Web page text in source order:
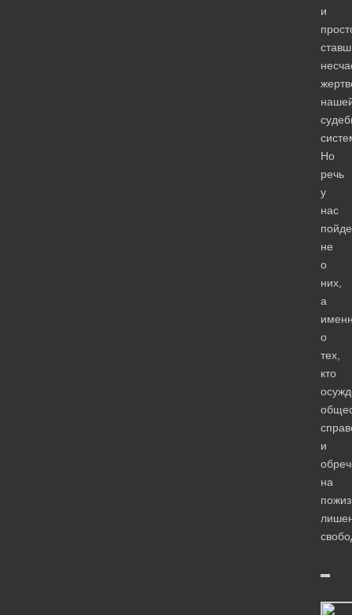
и
Но
речь
у
нас
не
о
них,
а
о
тех,
кто
и
на